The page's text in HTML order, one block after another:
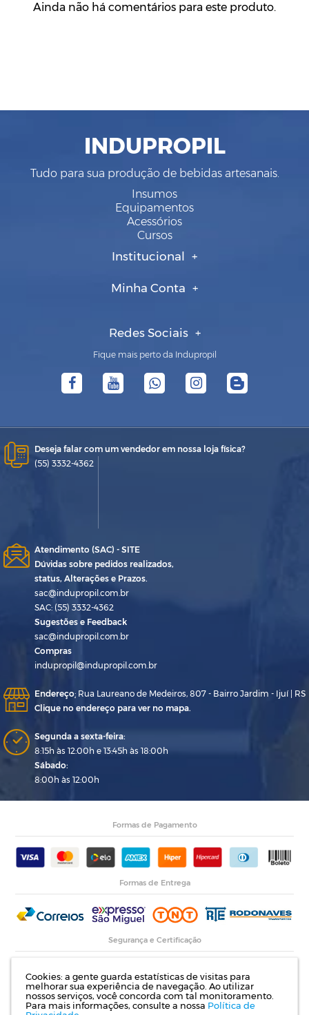
Cookies: a gente guarda estatísticas de visitas para
melhorar sua experiência de navegação. Ao utilizar
nossos serviços, você concorda com tal monitoramento.
Para mais informações, consulte a nossa Política de
Ainda não há comentários para este produto.
INDUPROPIL
Tudo para sua produção de bebidas artesanais.
Insumos
Equipamentos
Acessórios
Cursos
Institucional
Minha Conta
Redes Sociais
Fique mais perto da Indupropil
Deseja falar com um vendedor em nossa loja física?
(55) 3332-4362
Atendimento (SAC) - SITE
Dúvidas sobre pedidos realizados,
status, Alterações e Prazos.
sac@indupropil.com.br
SAC: (55) 3332-4362
Sugestões e Feedback
sac@indupropil.com.br
Compras
indupropil@indupropil.com.br
Endereço: Rua Laureano de Medeiros, 807 - Bairro Jardim - Ijuí | RS
Clique no endereço para ver no mapa.
Segunda a sexta-feira:
8:15h às 12:00h e 13:45h às 18:00h
Sábado:
8:00h às 12:00h
Formas de Pagamento
Formas de Entrega
Segurança e Certificação